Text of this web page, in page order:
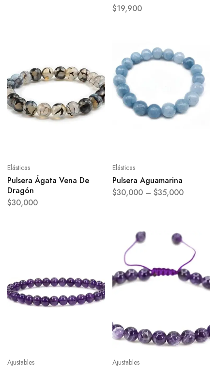
$19,900
Elásticas
Pulsera Ágata Vena De
Dragón
$30,000
Elásticas
Pulsera Aguamarina
$30,000 – $35,000
Ajustables Ajustables